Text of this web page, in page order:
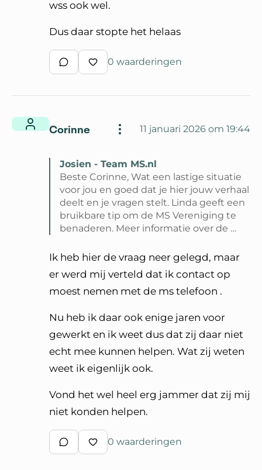
wss ook wel.
Dus daar stopte het helaas
Schrijf een reactie
Waardeer reactie
0 waarderingen
Corinne 11 januari 2026 om 19:44
Josien - Team MS.nl
Beste Corinne, Wat een lastige situatie
voor jou en goed dat je hier jouw verhaal
deelt en je vragen stelt. Linda geeft een
bruikbare tip om de MS Vereniging te
benaderen. Meer informatie over de …
Ik heb hier de vraag neer gelegd, maar
er werd mij verteld dat ik contact op
moest nemen met de ms telefoon .
Nu heb ik daar ook enige jaren voor
gewerkt en ik weet dus dat zij daar niet
echt mee kunnen helpen. Wat zij weten
weet ik eigenlijk ook.
Vond het wel heel erg jammer dat zij mij
niet konden helpen.
Schrijf een reactie
Waardeer reactie
0 waarderingen